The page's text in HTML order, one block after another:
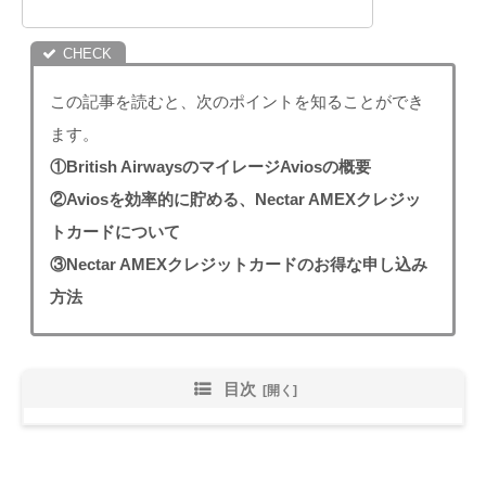
この記事を読むと、次のポイントを知ることができ
ます。
①British AirwaysのマイレージAviosの概要
②Aviosを効率的に貯める、Nectar AMEXクレジッ
トカードについて
③Nectar AMEXクレジットカードのお得な申し込み
方法
目次